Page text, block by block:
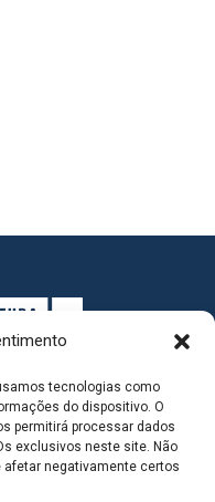
tecnologias como
do dispositivo. O
permitirá processar dados
exclusivos neste site. Não
negativamente certos